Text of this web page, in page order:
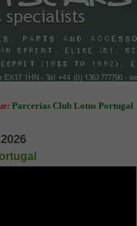
Club Lotus Portugal